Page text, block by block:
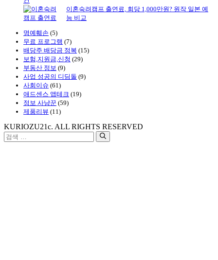
이혼숙려캠프 출연료, 회당 1,000만원? 원작 일본 예
능 비교
명예훼손 (5)
무료 프로그램 (7)
배당주 배당금 정복 (15)
보험,지원금,신청 (29)
부동산 정보 (9)
사업 성공의 디딤돌 (9)
사회이슈 (61)
애드센스 앱테크 (19)
정보 사냥꾼 (59)
제품리뷰 (11)
KURIOZU21c. ALL RIGHTS RESERVED
검